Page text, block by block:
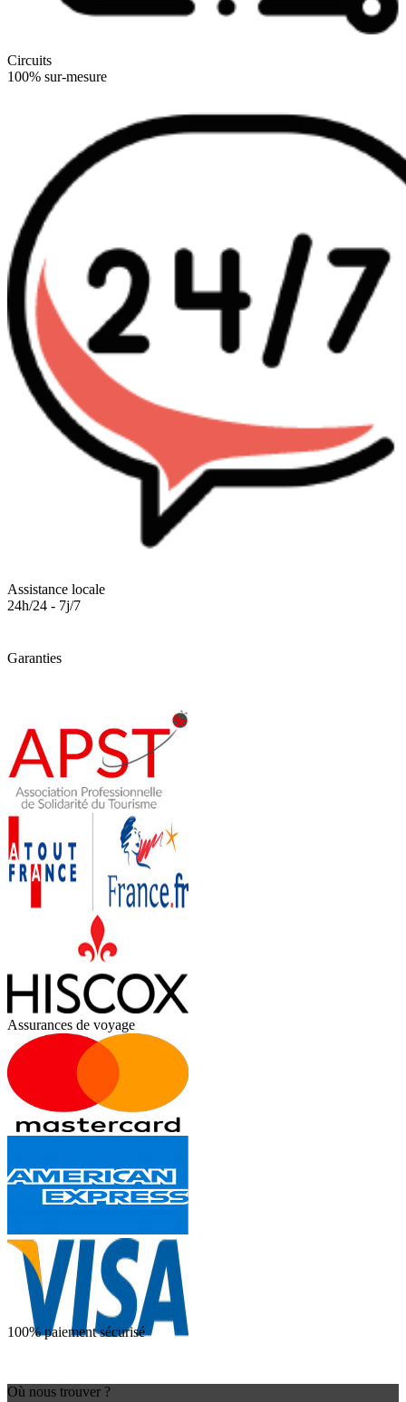
Circuits
100% sur-mesure
Assistance locale
24h/24 - 7j/7
Garanties
Assurances de voyage
100% paiement sécurisé
Où nous trouver ?